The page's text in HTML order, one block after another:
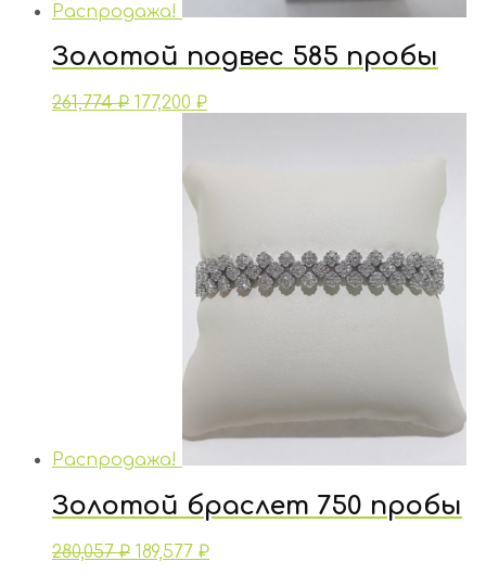
Распродажа!
Золотой подвес 585 пробы
261,774₽ 177,200 ₽
Распродажа!
Золотой браслет 750 пробы
280,057₽ 189,577 ₽